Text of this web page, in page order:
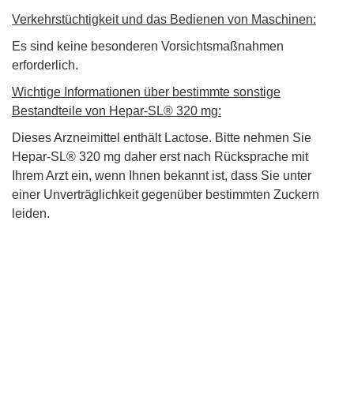
Verkehrstüchtigkeit und das Bedienen von Maschinen:
Es sind keine besonderen Vorsichtsmaßnahmen
erforderlich.
Wichtige Informationen über bestimmte sonstige
Bestandteile von Hepar-SL® 320 mg:
Dieses Arzneimittel enthält Lactose. Bitte nehmen Sie
Hepar-SL® 320 mg daher erst nach Rücksprache mit
Ihrem Arzt ein, wenn Ihnen bekannt ist, dass Sie unter
einer Unverträglichkeit gegenüber bestimmten Zuckern
leiden.